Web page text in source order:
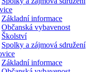
Základní informace
Občanská vybavenost
Školství
Spolky a zájmová sdružení
Základní informace